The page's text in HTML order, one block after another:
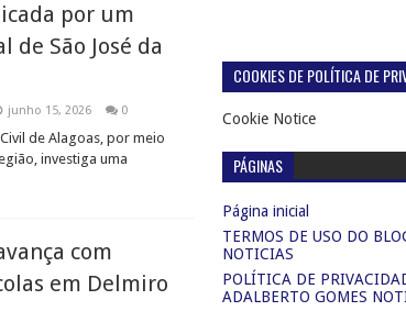
por um
de São José da
junho 15, 2026 0
de Alagoas, por meio
investiga uma
com
em Delmiro
COOKIES DE POLÍTICA DE
Cookie Notice
PÁGINAS
Página inicial
TERMOS DE USO DO
NOTICIAS
POLÍTICA DE
ADALBERTO GOMES